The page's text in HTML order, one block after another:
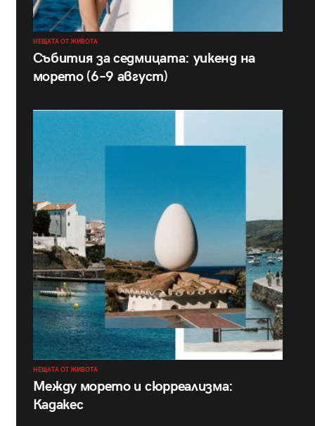
НЕЩАТА ОТ ЖИВОТА
Събития за седмицата: уикенд на
морето (6–9 август)
НЕЩАТА ОТ ЖИВОТА
Между морето и сюрреализма:
Кадакес